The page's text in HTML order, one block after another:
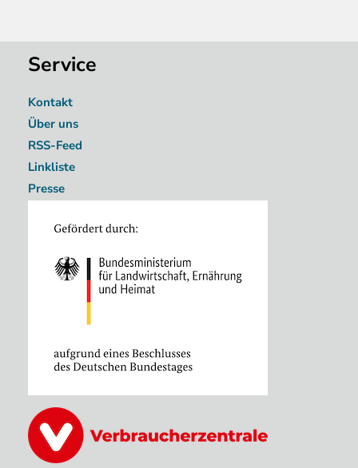
Image
Service
Kontakt
Über uns
RSS-Feed
Linkliste
Presse